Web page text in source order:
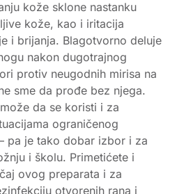
kože sklone nastanku
kože, kao i iritacija
i brijanja. Blagotvorno deluje
nakon dugotrajnog
protiv neugodnih mirisa na
sme da prođe bez njega.
da se koristi i za
ograničenog
pa je tako dobar izbor i za
i školu. Primetićete i
ovog preparata i za
otvorenih rana i